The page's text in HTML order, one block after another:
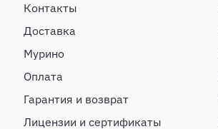
Контакты
Доставка
Мурино
Оплата
Гарантия и возврат
Лицензии и сертификаты